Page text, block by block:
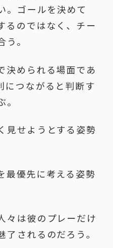
。ゴールを決めて
るのではなく、チー
。
決められる場面であ
につながると判断す
見せようとする姿勢
最優先に考える姿勢
々は彼のプレーだけ
されるのだろう。